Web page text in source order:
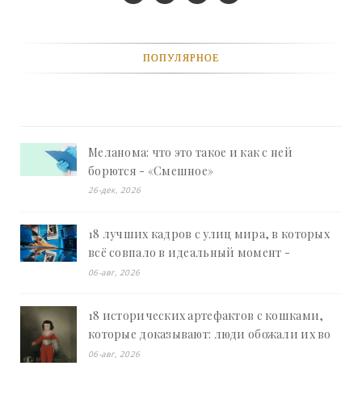
ПОПУЛЯРНОЕ
Меланома: что это такое и как с ней
борются - «Смешное»
26-дек, 2026
18 лучших кадров с улиц мира, в которых
всё совпало в идеальный момент -
«Смешное»
06-авг, 2026
18 исторических артефактов с кошками,
которые доказывают: люди обожали их во
все времена - «Смешное»
06-авг, 2026